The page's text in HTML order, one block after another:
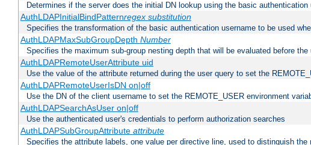
Determines if the server does the initial DN lookup using the basic
AuthLDAPInitialBindPatternregex substitution
Specifies the transformation of the basic authentication username to be used
AuthLDAPMaxSubGroupDepth Number
Specifies the maximum sub-group nesting depth that will be evaluated before
AuthLDAPRemoteUserAttribute uid
Use the value of the attribute returned during the user query to set the
AuthLDAPRemoteUserIsDN on|off
Use the DN of the client username to set the REMOTE_USER environment
AuthLDAPSearchAsUser on|off
Use the authenticated user's credentials to perform authorization searches
AuthLDAPSubGroupAttribute attribute
Specifies the attribute labels, one value per directive line, used to distinguish